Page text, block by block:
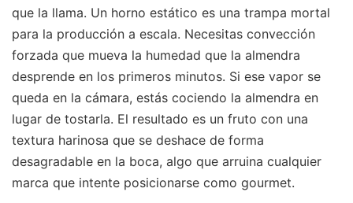
que la llama. Un horno estático es una trampa mortal
para la producción a escala. Necesitas convección
forzada que mueva la humedad que la almendra
desprende en los primeros minutos. Si ese vapor se
queda en la cámara, estás cociendo la almendra en
lugar de tostarla. El resultado es un fruto con una
textura harinosa que se deshace de forma
desagradable en la boca, algo que arruina cualquier
marca que intente posicionarse como gourmet.